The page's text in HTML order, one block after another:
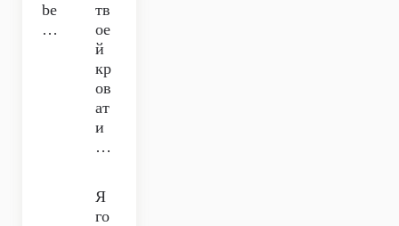
be
…
тв
ое
й
кр
ов
ат
и
…
Я
го